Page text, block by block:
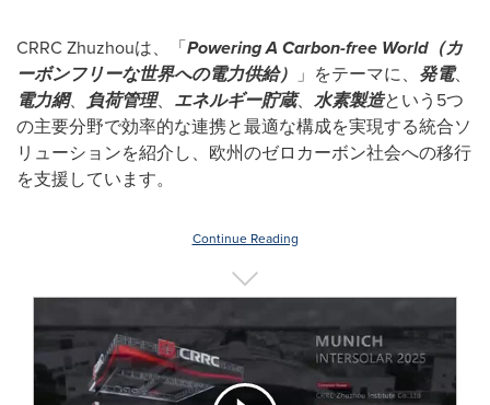
CRRC Zhuzhouは、「Powering A Carbon-free World（カ
ーボンフリーな世界への電力供給） 」をテーマに、 発電、
電力網、 負荷管理、 エネルギー貯蔵、 水素製造という5つ
の主要分野で効率的な連携と最適な構成を実現する統合ソ
リューションを紹介し、欧州のゼロカーボン社会への移行
を支援しています。
Continue Reading